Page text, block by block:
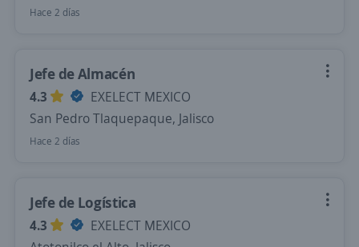
Hace 2 días
Jefe de Almacén
4.3
EXELECT MEXICO
San Pedro Tlaquepaque, Jalisco
Hace 2 días
Jefe de Logística
4.3
EXELECT MEXICO